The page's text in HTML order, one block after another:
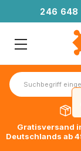
246 648
Gratisversand
Deutschlands ab